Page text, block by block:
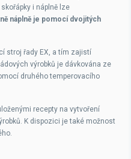
i náplně lze
náplně je pomocí dvojitých
stroj řady EX, a tím zajistí
výrobků je dávkována ze
druhého temperovacího
recepty na vytvoření
K dispozici je také možnost